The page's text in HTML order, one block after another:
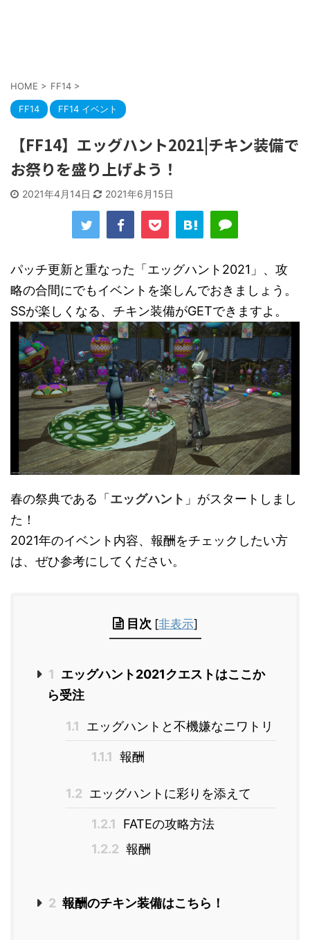
HOME > FF14 >
FF14 FF14 イベント
【FF14】エッグハント2021|チキン装備で
お祭りを盛り上げよう！
2021年4月14日 2021年6月15日
パッチ更新と重なった「エッグハント2021」、攻
略の合間にでもイベントを楽しんでおきましょう。
SSが楽しくなる、チキン装備がGETできますよ。
春の祭典である「 エッグハント 」がスタートしまし
た！
2021年のイベント内容、報酬をチェックしたい方
は、ぜひ参考にしてください。
目次 [非表示]
1 エッグハント2021クエストはここか
ら受注
1.1 エッグハントと不機嫌なニワトリ
1.1.1 報酬
1.2 エッグハントに彩りを添えて
1.2.1
FATEの攻略方法
1.2.2 報酬
2 報酬のチキン装備はこちら！